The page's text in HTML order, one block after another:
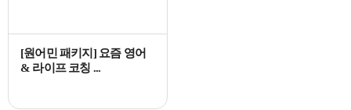
[원어민 패키지] 요즘 영어
& 라이프 코칭 ...